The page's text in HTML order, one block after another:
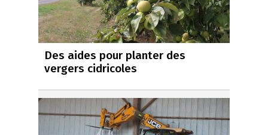
Des aides pour planter des
vergers cidricoles